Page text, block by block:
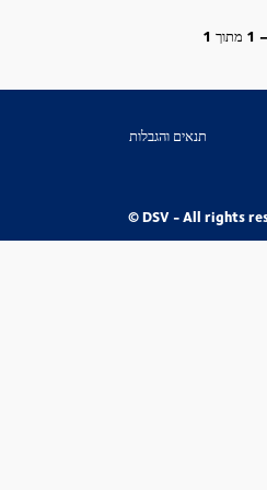
מתוך 1
תנאים והגבלות
© DSV - All rights